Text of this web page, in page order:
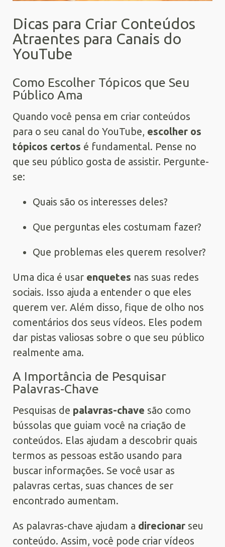
Dicas para Criar Conteúdos
Atraentes para Canais do
YouTube
Como Escolher Tópicos que Seu
Público Ama
Quando você pensa em criar conteúdos
para o seu canal do YouTube, escolher os
tópicos certos é fundamental. Pense no
que seu público gosta de assistir. Pergunte-
se:
Quais são os interesses deles?
Que perguntas eles costumam fazer?
Que problemas eles querem resolver?
Uma dica é usar enquetes nas suas redes
sociais. Isso ajuda a entender o que eles
querem ver. Além disso, fique de olho nos
comentários dos seus vídeos. Eles podem
dar pistas valiosas sobre o que seu público
realmente ama.
A Importância de Pesquisar
Palavras-Chave
Pesquisas de palavras-chave são como
bússolas que guiam você na criação de
conteúdos. Elas ajudam a descobrir quais
termos as pessoas estão usando para
buscar informações. Se você usar as
palavras certas, suas chances de ser
encontrado aumentam.
As palavras-chave ajudam a direcionar seu
conteúdo. Assim, você pode criar vídeos